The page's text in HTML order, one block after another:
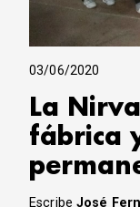
03/06/2020
La
fábrica
EscribeJosé